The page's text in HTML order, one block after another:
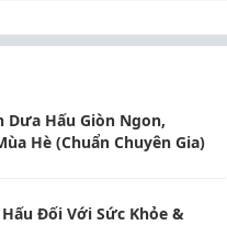
Dưa Hấu Giòn Ngon,
Hè (Chuẩn Chuyên Gia)
Hấu Đối Với Sức Khỏe &